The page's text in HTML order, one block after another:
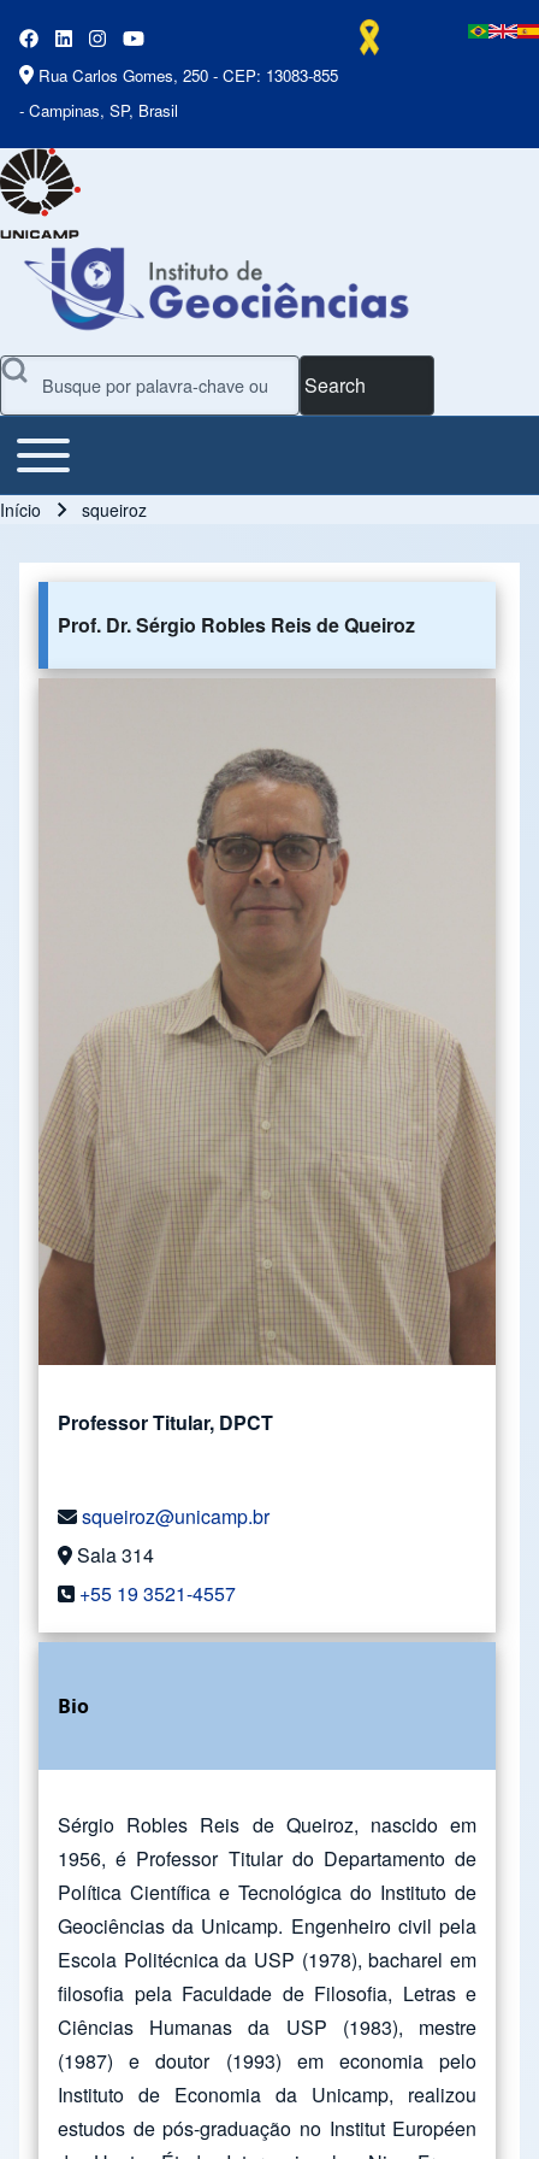
Rua Carlos Gomes, 250 - CEP: 13083-855
- Campinas, SP, Brasil
Search
Main Menu
Toggle main menu
Início squeiroz
Prof. Dr. Sérgio Robles Reis de Queiroz
Professor Titular, DPCT
squeiroz@unicamp.br
Sala 314
+55 19 3521-4557
Bio
Sérgio Robles Reis de Queiroz, nascido em
1956, é Professor Titular do Departamento de
Política Científica e Tecnológica do Instituto de
Geociências da Unicamp. Engenheiro civil pela
Escola Politécnica da USP (1978), bacharel em
filosofia pela Faculdade de Filosofia, Letras e
Ciências Humanas da USP (1983), mestre
(1987) e doutor (1993) em economia pelo
Instituto de Economia da Unicamp, realizou
estudos de pós-graduação no Institut Européen